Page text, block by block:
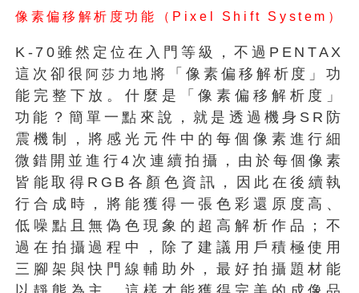
像素偏移解析度功能（Pixel Shift System）
K-70雖然定位在入門等級，不過PENTAX
這次卻很 阿莎力地將「像素偏移解析度」功
能完整下放。什麼是「像素偏移解析度」
功能？簡單一點來說，就是透過機身SR防
震機制，將感光元件中的每個像素進行細
微錯開並進行4次連續拍攝，由於每個像素
皆能取得RGB各顏色資訊，因此在後續執
行合成時，將能獲得一張色彩還原度高、
低噪點且無偽色現象的超高解析作品；不
過在拍攝過程中，除了建議用戶積極使用
三腳架與快門線輔助外，最好拍攝題材能